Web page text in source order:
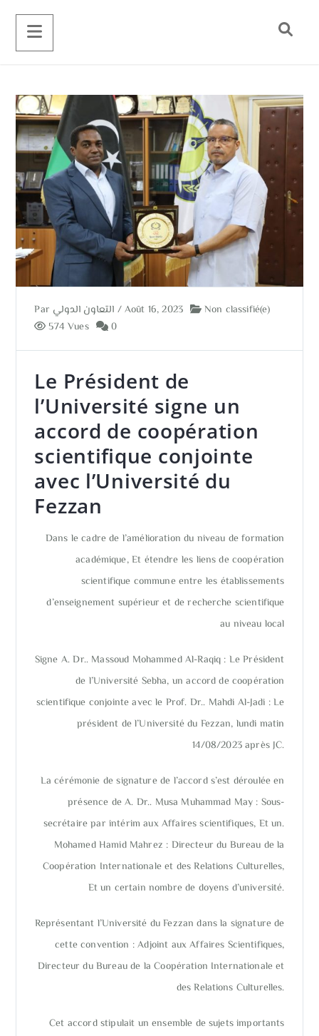
Par التعاون الدولي /Août 16, 2023
Non classifié(e)
574 Vues
0
Le Président de
l’Université signe un
accord de coopération
scientifique conjointe
avec l’Université du
Fezzan
Dans le cadre de l’amélioration du niveau de formation
académique, Et étendre les liens de coopération
scientifique commune entre les établissements
d’enseignement supérieur et de recherche scientifique
au niveau local
Signe A. Dr.. Massoud Mohammed Al-Raqiq : Le Président
de l’Université Sebha, un accord de coopération
scientifique conjointe avec le Prof. Dr.. Mahdi Al-Jadi : Le
président de l’Université du Fezzan, lundi matin
14/08/2023 après JC.
La cérémonie de signature de l’accord s’est déroulée en
présence de A. Dr.. Musa Muhammad May : Sous-
secrétaire par intérim aux Affaires scientifiques, Et un.
Mohamed Hamid Mahrez : Directeur du Bureau de la
Coopération Internationale et des Relations Culturelles,
Et un certain nombre de doyens d’université.
Représentant l’Université du Fezzan dans la signature de
cette convention : Adjoint aux Affaires Scientifiques,
Directeur du Bureau de la Coopération Internationale et
des Relations Culturelles.
Cet accord stipulait un ensemble de sujets importants